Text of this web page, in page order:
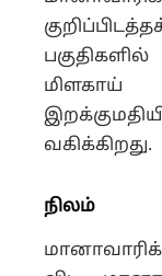
வகிக்கிறது.
நிலம்